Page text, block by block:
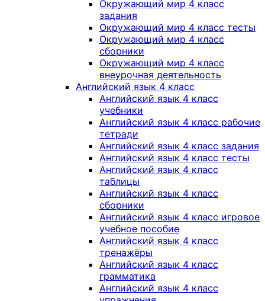
Окружающий мир 4 класс
задания
Окружающий мир 4 класс тесты
Окружающий мир 4 класс
сборники
Окружающий мир 4 класс
внеурочная деятельность
Английский язык 4 класс
Английский язык 4 класс
учебники
Английский язык 4 класс рабочие
тетради
Английский язык 4 класс задания
Английский язык 4 класс тесты
Английский язык 4 класс
таблицы
Английский язык 4 класс
сборники
Английский язык 4 класс игровое
учебное пособие
Английский язык 4 класс
тренажёры
Английский язык 4 класс
грамматика
Английский язык 4 класс